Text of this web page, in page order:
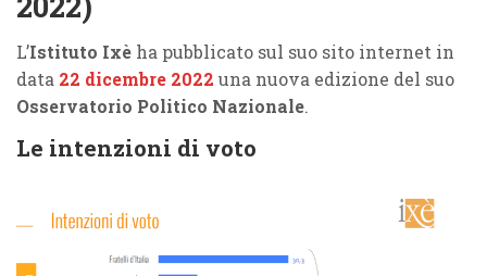
L’Istituto Ixè ha pubblicato sul suo sito internet in
data 22 dicembre 2022 una nuova edizione del suo
Osservatorio Politico Nazionale.
Le intenzioni di voto